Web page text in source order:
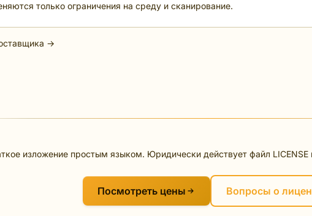
только ограничения на среду и сканирование.
→
изложение простым языком. Юридически действует файл LICENSE
Посмотреть цены Вопросы о